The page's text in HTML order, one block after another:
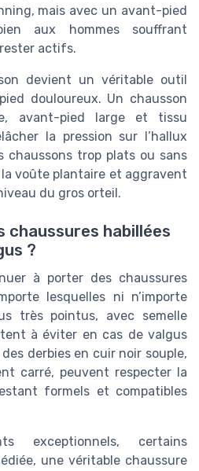
mais avec un avant-pied
aux hommes souffrant
actifs.
devient un véritable outil
douloureux. Un chausson
avant-pied large et tissu
la pression sur l’hallux
trop plats ou sans
voûte plantaire et aggravent
du gros orteil.
chaussures habillées
?
à porter des chaussures
lesquelles ni n’importe
très pointus, avec semelle
à éviter en cas de valgus
derbies en cuir noir souple,
carré, peuvent respecter la
formels et compatibles
exceptionnels, certains
une véritable chaussure